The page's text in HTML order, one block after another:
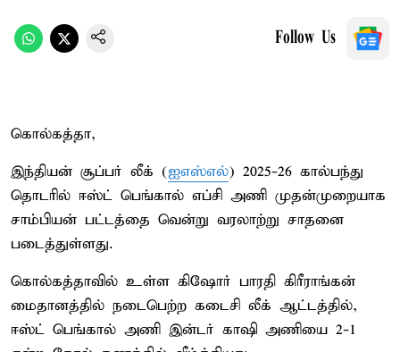
Follow Us
கொல்கத்தா,
இந்தியன் சூப்பர் லீக் (ஐஎஸ்எல்) 2025-26 கால்பந்து
தொடரில் ஈஸ்ட் பெங்கால் எப்சி அணி முதன்முறையாக
சாம்பியன் பட்டத்தை வென்று வரலாற்று சாதனை
படைத்துள்ளது.
கொல்கத்தாவில் உள்ள கிஷோர் பாரதி கிரீராங்கன்
மைதானத்தில் நடைபெற்ற கடைசி லீக் ஆட்டத்தில்,
ஈஸ்ட் பெங்கால் அணி இன்டர் காஷி அணியை 2-1